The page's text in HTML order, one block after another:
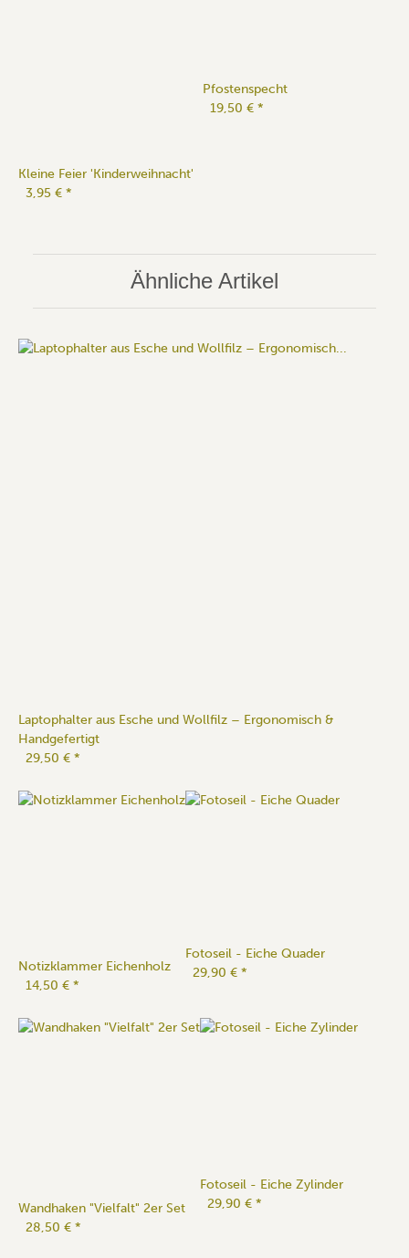
Kleine Feier 'Kinderweihnacht'
3,95 € *
Pfostenspecht
19,50 € *
Ähnliche Artikel
Laptophalter aus Esche und Wollfilz – Ergonomisch &
Handgefertigt
29,50 € *
Notizklammer Eichenholz
14,50 € *
Fotoseil - Eiche Quader
29,90 € *
Wandhaken "Vielfalt" 2er Set
28,50 € *
Fotoseil - Eiche Zylinder
29,90 € *